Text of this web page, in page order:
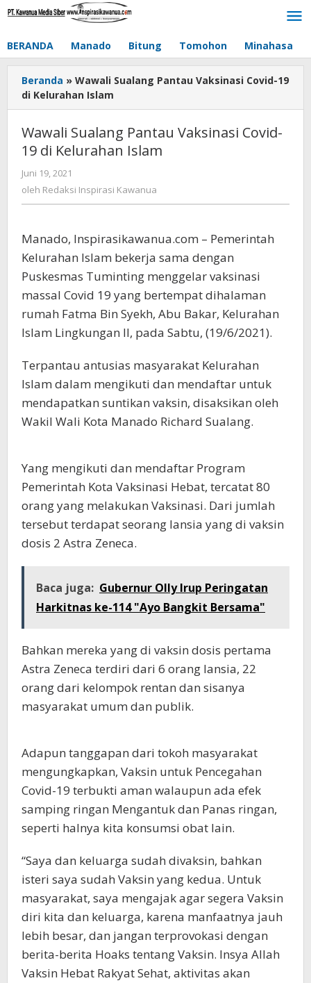
Lewati
BERANDA Manado Bitung Tomohon Minahasa
Beranda » Wawali Sualang Pantau Vaksinasi Covid-19
di Kelurahan Islam
Wawali Sualang Pantau Vaksinasi Covid-
19 di Kelurahan Islam
Juni 19, 2021
Redaksi
Inspirasi
oleh Redaksi Inspirasi Kawanua
Manado, Inspirasikawanua.com – Pemerintah
Kelurahan Islam bekerja sama dengan
Puskesmas Tuminting menggelar vaksinasi
massal Covid 19 yang bertempat dihalaman
rumah Fatma Bin Syekh, Abu Bakar, Kelurahan
Islam Lingkungan II, pada Sabtu, (19/6/2021).
Terpantau antusias masyarakat Kelurahan
Islam dalam mengikuti dan mendaftar untuk
mendapatkan suntikan vaksin, disaksikan oleh
Wakil Wali Kota Manado Richard Sualang.
Yang mengikuti dan mendaftar Program
Pemerintah Kota Vaksinasi Hebat, tercatat 80
orang yang melakukan Vaksinasi. Dari jumlah
tersebut terdapat seorang lansia yang di vaksin
dosis 2 Astra Zeneca.
Baca juga: Gubernur Olly Irup Peringatan
Harkitnas ke-114 "Ayo Bangkit Bersama"
Bahkan mereka yang di vaksin dosis pertama
Astra Zeneca terdiri dari 6 orang lansia, 22
orang dari kelompok rentan dan sisanya
masyarakat umum dan publik.
Adapun tanggapan dari tokoh masyarakat
mengungkapkan, Vaksin untuk Pencegahan
Covid-19 terbukti aman walaupun ada efek
samping ringan Mengantuk dan Panas ringan,
seperti halnya kita konsumsi obat lain.
“Saya dan keluarga sudah divaksin, bahkan
isteri saya sudah Vaksin yang kedua. Untuk
masyarakat, saya mengajak agar segera Vaksin
diri kita dan keluarga, karena manfaatnya jauh
lebih besar, dan jangan terprovokasi dengan
berita-berita Hoaks tentang Vaksin. Insya Allah
Vaksin Hebat Rakyat Sehat, aktivitas akan